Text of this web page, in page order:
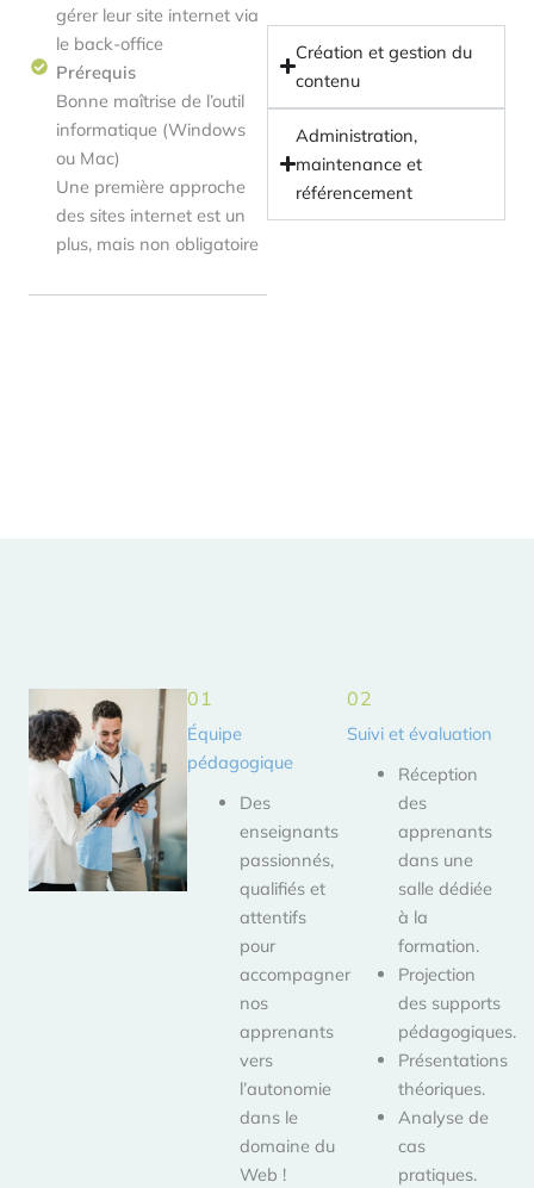
gérer leur site internet via
le back-office
Prérequis
Bonne maîtrise de l’outil
informatique (Windows
ou Mac)
Une première approche
des sites internet est un
plus, mais non obligatoire
Création et gestion du
contenu
Administration,
maintenance et
référencement
01
Équipe
pédagogique
Des
enseignants
passionnés,
qualifiés et
attentifs
pour
accompagner
nos
apprenants
vers
l’autonomie
dans le
domaine du
Web !
02
Suivi et évaluation
Réception
des
apprenants
dans une
salle dédiée
à la
formation.
Projection
des supports
pédagogiques.
Présentations
théoriques.
Analyse de
cas
pratiques.